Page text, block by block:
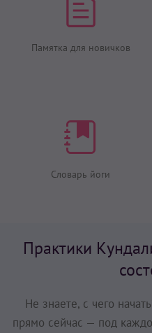
Памятка для новичков
Словарь йоги
Практики
Не знаете, с чего
прямо сейчас — под